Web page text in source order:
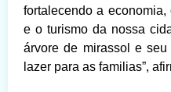
fortalecendo a
e o turismo da nossa
árvore de mirassol e
lazer para as familias”,